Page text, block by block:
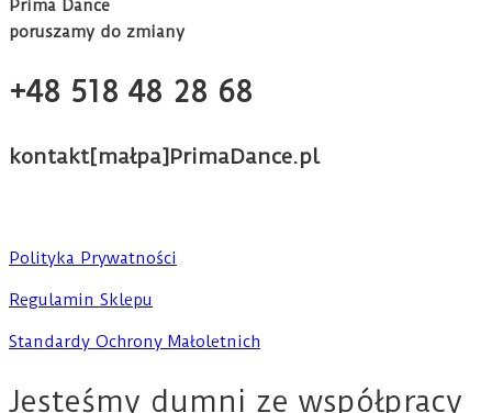
Prima Dance
poruszamy do zmiany
+48 518 48 28 68
kontakt[małpa]PrimaDance.pl
Polityka Prywatności
Regulamin Sklepu
Standardy Ochrony Małoletnich
Jesteśmy dumni ze współpracy